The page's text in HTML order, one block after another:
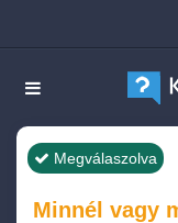
Megválaszolva
Minnél vagy